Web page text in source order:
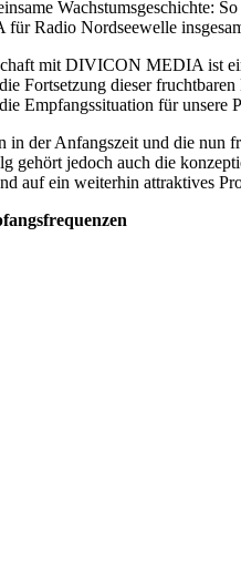
Wachstumsgeschichte:
Radio Nordseewelle
mit DIVICON MEDIA ist
Fortsetzung dieser
Empfangssituation für
in der Anfangszeit und die nun
gehört jedoch auch die
auf ein weiterhin attraktives